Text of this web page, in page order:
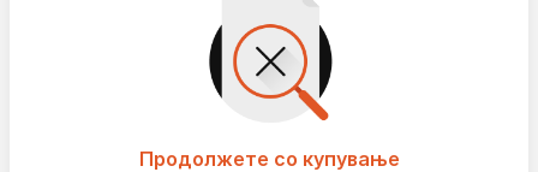
Продолжете со купување